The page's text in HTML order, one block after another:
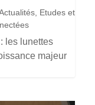
Etudes et
les lunettes
majeur